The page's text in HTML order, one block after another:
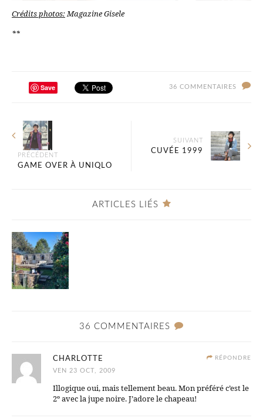
Crédits photos:Magazine Gisele
**
Save 36 COMMENTAIRES
PRÉCÉDENT
GAME OVER À UNIQLO
SUIVANT
CUVÉE 1999
ARTICLES LIÉS
36 COMMENTAIRES
RÉPONDRE
CHARLOTTE
VEN 23 OCT, 2009
Illogique oui, mais tellement beau. Mon préféré c’est le
2º avec la jupe noire. J’adore le chapeau!